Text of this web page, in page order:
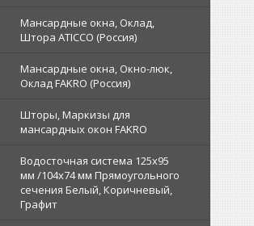
Мансардные окна, Оклад,
Штора ATICCO (Россия)
Мансардные окна, Окно-люк,
Оклад FAKRO (Россия)
Шторы, Маркизы для
мансардных окон FAKRO
Водосточная система 125х95
мм /104х74 мм Прямоугольного
сечения Белый, Коричневый,
Графит